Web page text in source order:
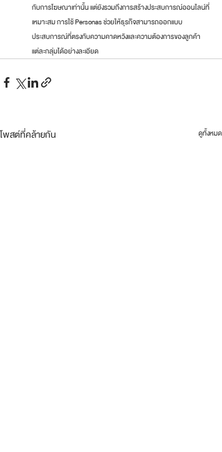
กับการโฆษณาเท่านั้น แต่ยังรวมถึงการสร้างประสบการณ์ออนไลน์ที่
เหมาะสม การใช้ Personas ช่วยให้ธุรกิจสามารถออกแบบ
ประสบการณ์ที่ตรงกับความคาดหวังและความต้องการของลูกค้า
แต่ละกลุ่มได้อย่างละเอียด
โพสต์ที่คล้ายกัน ดูทั้งหมด